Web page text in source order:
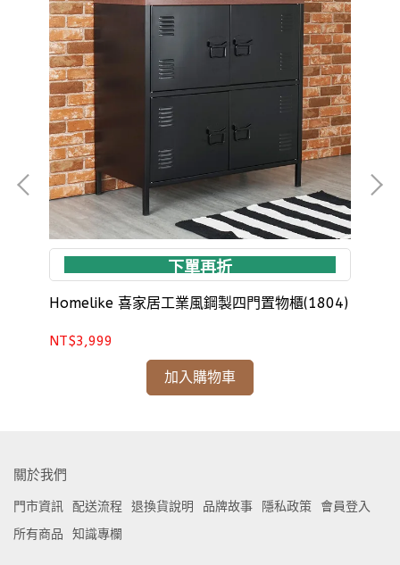
下單再折
Homelike 喜家居工業風鋼製四門置物櫃(1804)
NT$3,999
加入購物車
關於我們
門市資訊 配送流程 退換貨說明 品牌故事 隱私政策
會員登入
所有商品
知識專欄